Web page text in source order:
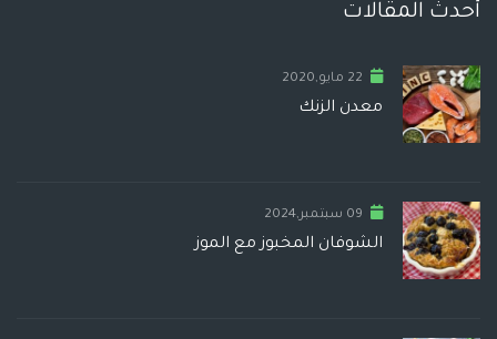
أحدث المقالات
22 مايو,2020
معدن الزنك
09 سبتمبر,2024
الشوفان المخبوز مع الموز